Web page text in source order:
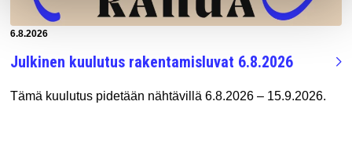
Artikkeli luotu:
6.8.2026
Julkinen kuulutus rakentamisluvat 6.8.2026
Tämä kuulutus pidetään nähtävillä 6.8.2026 – 15.9.2026.